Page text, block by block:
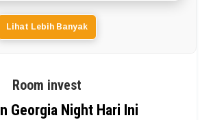
Lihat Lebih Banyak
Room invest
Georgia Night Hari Ini